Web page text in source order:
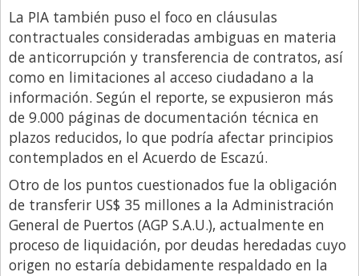
La PIA también puso el foco en cláusulas
contractuales consideradas ambiguas en materia
de anticorrupción y transferencia de contratos, así
como en limitaciones al acceso ciudadano a la
información. Según el reporte, se expusieron más
de 9.000 páginas de documentación técnica en
plazos reducidos, lo que podría afectar principios
contemplados en el Acuerdo de Escazú.
Otro de los puntos cuestionados fue la obligación
de transferir US$ 35 millones a la Administración
General de Puertos (AGP S.A.U.), actualmente en
proceso de liquidación, por deudas heredadas cuyo
origen no estaría debidamente respaldado en la